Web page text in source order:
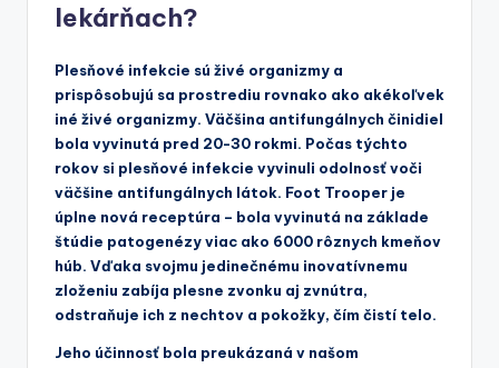
lekárňach?
Plesňové infekcie sú živé organizmy a
prispôsobujú sa prostrediu rovnako ako akékoľvek
iné živé organizmy. Väčšina antifungálnych činidiel
bola vyvinutá pred 20-30 rokmi. Počas týchto
rokov si plesňové infekcie vyvinuli odolnosť voči
väčšine antifungálnych látok. Foot Trooper je
úplne nová receptúra – bola vyvinutá na základe
štúdie patogenézy viac ako 6000 rôznych kmeňov
húb. Vďaka svojmu jedinečnému inovatívnemu
zloženiu zabíja plesne zvonku aj zvnútra,
odstraňuje ich z nechtov a pokožky, čím čistí telo.
Jeho účinnosť bola preukázaná v našom